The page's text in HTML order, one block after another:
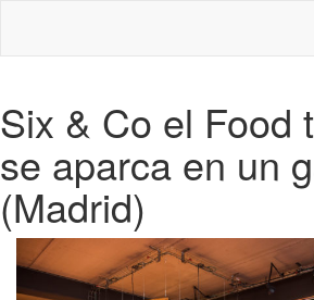
Six & Co el Food
se aparca en un
(Madrid)